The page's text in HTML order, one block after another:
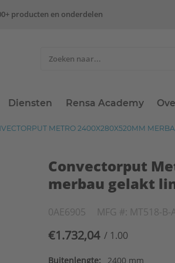
producten en onderdelen
Diensten Rensa Academy
METRO 2400X280X520MM
Convectorput
merbau gelakt
0AE6905 MFG #: MT518-B-
€1.732,04 / 1.00
Buitenlengte:
2400 mm